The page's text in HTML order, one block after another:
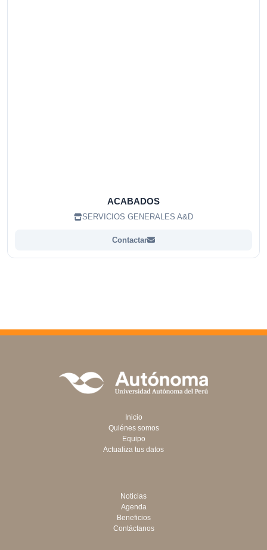
ACABADOS
SERVICIOS GENERALES A&D
Contactar
Inicio
Quiénes somos
Equipo
Actualiza tus datos
Noticias
Agenda
Beneficios
Contáctanos